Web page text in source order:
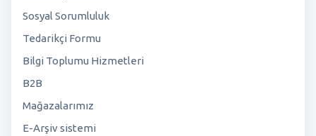
Sosyal Sorumluluk
Tedarikçi Formu
Bilgi Toplumu Hizmetleri
B2B
Mağazalarımız
E-Arşiv sistemi